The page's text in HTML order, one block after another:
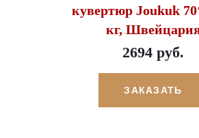
кувертюр Joukuk
кг,
2694 руб.
ЗАКАЗАТЬ